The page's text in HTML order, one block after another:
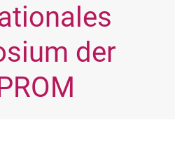
der